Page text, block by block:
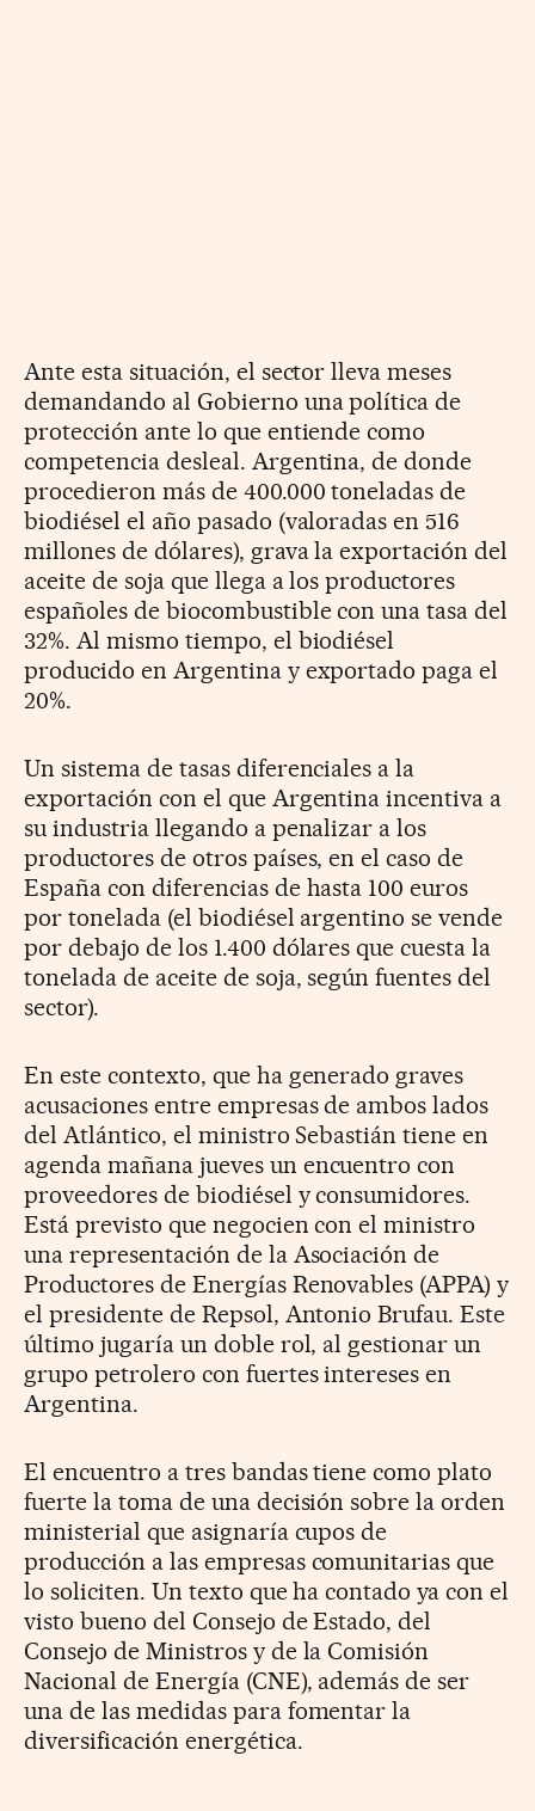
Ante esta situación, el sector lleva meses
demandando al Gobierno una política de
protección ante lo que entiende como
competencia desleal. Argentina, de donde
procedieron más de 400.000 toneladas de
biodiésel el año pasado (valoradas en 516
millones de dólares), grava la exportación del
aceite de soja que llega a los productores
españoles de biocombustible con una tasa del
32%. Al mismo tiempo, el biodiésel
producido en Argentina y exportado paga el
20%.
Un sistema de tasas diferenciales a la
exportación con el que Argentina incentiva a
su industria llegando a penalizar a los
productores de otros países, en el caso de
España con diferencias de hasta 100 euros
por tonelada (el biodiésel argentino se vende
por debajo de los 1.400 dólares que cuesta la
tonelada de aceite de soja, según fuentes del
sector).
En este contexto, que ha generado graves
acusaciones entre empresas de ambos lados
del Atlántico, el ministro Sebastián tiene en
agenda mañana jueves un encuentro con
proveedores de biodiésel y consumidores.
Está previsto que negocien con el ministro
una representación de la Asociación de
Productores de Energías Renovables (APPA) y
el presidente de Repsol, Antonio Brufau. Este
último jugaría un doble rol, al gestionar un
grupo petrolero con fuertes intereses en
Argentina.
El encuentro a tres bandas tiene como plato
fuerte la toma de una decisión sobre la orden
ministerial que asignaría cupos de
producción a las empresas comunitarias que
lo soliciten. Un texto que ha contado ya con el
visto bueno del Consejo de Estado, del
Consejo de Ministros y de la Comisión
Nacional de Energía (CNE), además de ser
una de las medidas para fomentar la
diversificación energética.